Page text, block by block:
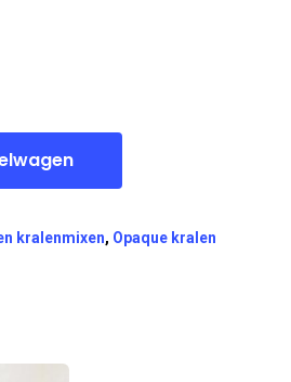
kralenmixen, Opaque kralen